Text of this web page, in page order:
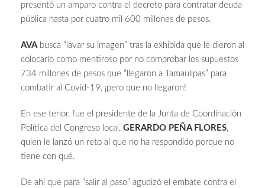
presentó un amparo contra el decreto para contratar deuda
pública hasta por cuatro mil 600 millones de pesos.
AVAbusca “lavar su imagen” tras la exhibida que le dieron al
colocarlo como mentiroso por no comprobar los supuestos
734 millones de pesos que “llegaron a Tamaulipas” para
combatir al Covid-19, ¡pero que no llegaron!
En ese tenor, fue el presidente de la Junta de Coordinación
Política del Congreso local, GERARDO PEÑA FLORES,
quien le lanzó un reto al que no ha respondido porque no
tiene con qué.
De ahí que para “salir al paso” agudizó el embate contra el